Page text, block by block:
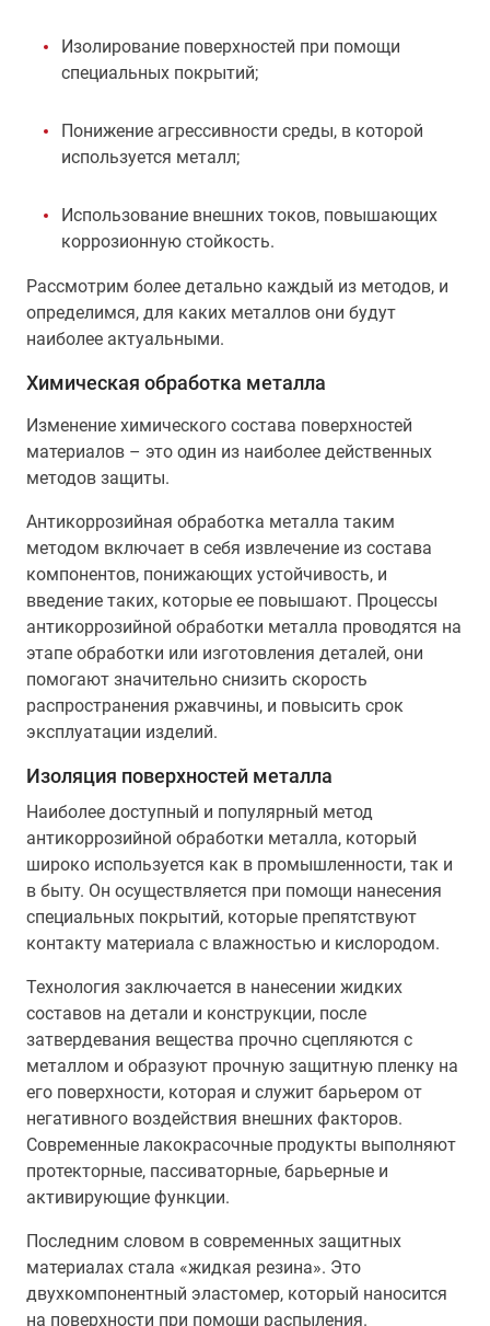
Изолирование поверхностей при помощи
специальных покрытий;
Понижение агрессивности среды, в которой
используется металл;
Использование внешних токов, повышающих
коррозионную стойкость.
Рассмотрим более детально каждый из методов, и
определимся, для каких металлов они будут
наиболее актуальными.
Химическая обработка металла
Изменение химического состава поверхностей
материалов – это один из наиболее действенных
методов защиты.
Антикоррозийная обработка металла таким
методом включает в себя извлечение из состава
компонентов, понижающих устойчивость, и
введение таких, которые ее повышают. Процессы
антикоррозийной обработки металла проводятся на
этапе обработки или изготовления деталей, они
помогают значительно снизить скорость
распространения ржавчины, и повысить срок
эксплуатации изделий.
Изоляция поверхностей металла
Наиболее доступный и популярный метод
антикоррозийной обработки металла, который
широко используется как в промышленности, так и
в быту. Он осуществляется при помощи нанесения
специальных покрытий, которые препятствуют
контакту материала с влажностью и кислородом.
Технология заключается в нанесении жидких
составов на детали и конструкции, после
затвердевания вещества прочно сцепляются с
металлом и образуют прочную защитную пленку на
его поверхности, которая и служит барьером от
негативного воздействия внешних факторов.
Современные лакокрасочные продукты выполняют
протекторные, пассиваторные, барьерные и
активирующие функции.
Последним словом в современных защитных
материалах стала «жидкая резина». Это
двухкомпонентный эластомер, который наносится
на поверхности при помощи распыления.